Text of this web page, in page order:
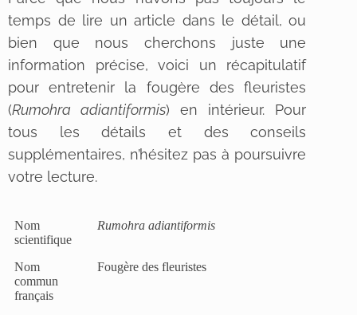
temps de lire un article dans le détail, ou
bien que nous cherchons juste une
information précise, voici un récapitulatif
pour entretenir la fougère des fleuristes
(Rumohra adiantiformis) en intérieur. Pour
tous les détails et des conseils
supplémentaires, n’hésitez pas à poursuivre
votre lecture.
Nom
scientifique
Rumohra adiantiformis
Nom
commun
français
Fougère des fleuristes